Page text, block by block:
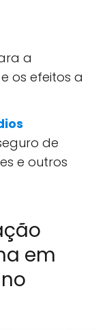
a
os efeitos a
de
e outros
em